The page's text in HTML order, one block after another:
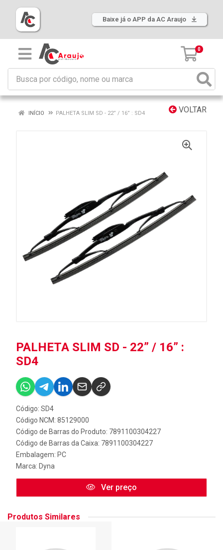
Baixe já o APP da AC Araujo
0
VOLTAR
INÍCIO PALHETA SLIM SD - 22” / 16” : SD4
PALHETA SLIM SD - 22” / 16” :
SD4
Código: SD4
Código NCM: 85129000
Código de Barras do Produto: 7891100304227
Código de Barras da Caixa: 7891100304227
Embalagem: PC
Marca: Dyna
Ver preço
Produtos Similares